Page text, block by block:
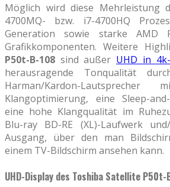
Möglich wird diese Mehrleistung
4700MQ- bzw. i7-4700HQ
Generation sowie starke AMD
Grafikkomponenten. Weitere
P50t-B-108 sind außer UHD in
herausragende Tonqualität
Harman/Kardon-
Klangoptimierung, eine Sleep-
eine hohe Klangqualität im
Blu-ray BD-RE (XL)-Laufwerk
Ausgang, über den man
einem TV-Bildschirm ansehen kann.
UHD-Display des Toshiba Satellite P50t-